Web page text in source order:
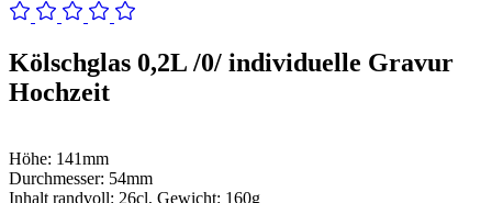
Kölschglas 0,2L /0/ individuelle Gravur
Hochzeit
Höhe: 141mm
Durchmesser: 54mm
Inhalt randvoll: 26cl, Gewicht: 160g